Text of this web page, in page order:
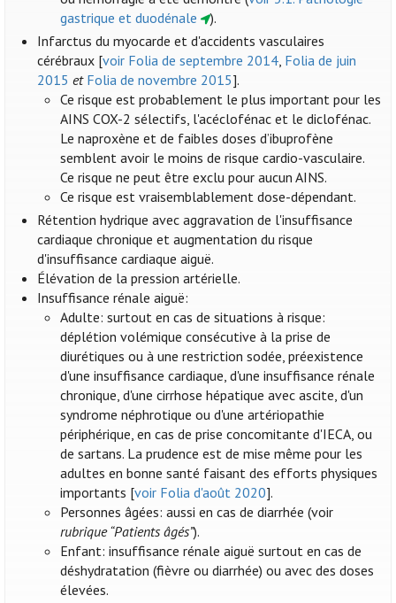
gastrique et duodénale
).
Infarctus du myocarde et d'accidents vasculaires
cérébraux [voir Folia de septembre 2014, Folia de juin
2015 et Folia de novembre 2015].
Ce risque est probablement le plus important pour les
AINS COX-2 sélectifs, l'acéclofénac et le diclofénac.
Le naproxène et de faibles doses d’ibuprofène
semblent avoir le moins de risque cardio-vasculaire.
Ce risque ne peut être exclu pour aucun AINS.
Ce risque est vraisemblablement dose-dépendant.
Rétention hydrique avec aggravation de l'insuffisance
cardiaque chronique et augmentation du risque
d'insuffisance cardiaque aiguë.
Élévation de la pression artérielle.
Insuffisance rénale aiguë:
Adulte: surtout en cas de situations à risque:
déplétion volémique consécutive à la prise de
diurétiques ou à une restriction sodée, préexistence
d'une insuffisance cardiaque, d'une insuffisance rénale
chronique, d'une cirrhose hépatique avec ascite, d'un
syndrome néphrotique ou d'une artériopathie
périphérique, en cas de prise concomitante d'IECA, ou
de sartans. La prudence est de mise même pour les
adultes en bonne santé faisant des efforts physiques
importants [voir Folia d'août 2020].
Personnes âgées: aussi en cas de diarrhée (voir
rubrique “Patients âgés”).
Enfant: insuffisance rénale aiguë surtout en cas de
déshydratation (fièvre ou diarrhée) ou avec des doses
élevées.